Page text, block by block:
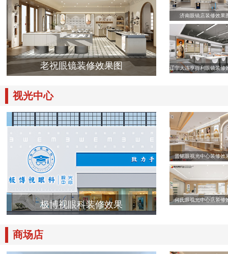
老祝眼镜装修效果图
济南眼镜店装修效果
辽宁大连亨得利眼镜装修
视光中心
极博视眼科装修效果
晋铭眼视光中心装修效
何氏眼视光中心店装修
商场店